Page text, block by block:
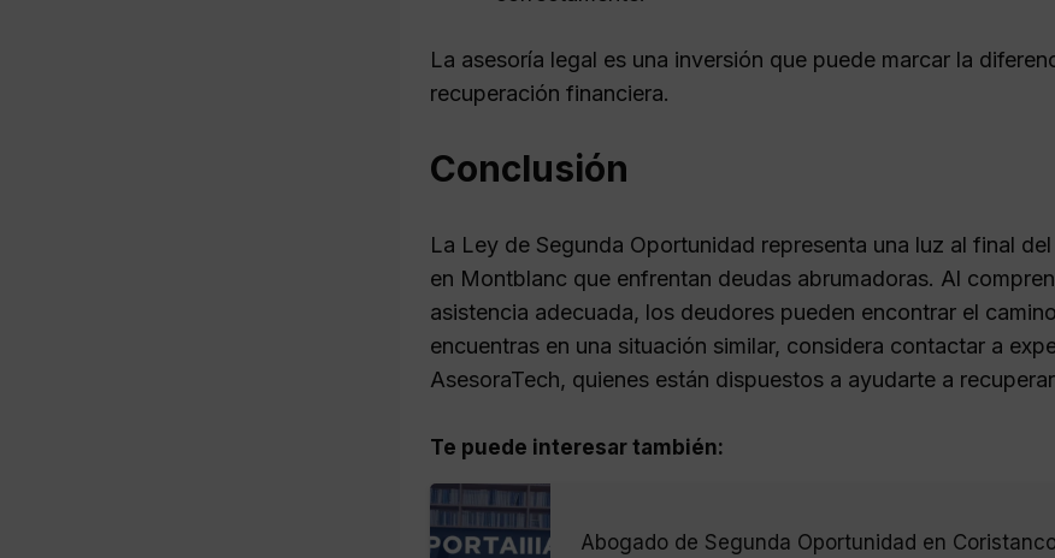
La asesoría legal es una inversión que puede marcar la
recuperación financiera.
Conclusión
La Ley de Segunda Oportunidad representa una luz al final
en Montblanc que enfrentan deudas abrumadoras. Al
asistencia adecuada, los deudores pueden encontrar el
encuentras en una situación similar, considera contactar a
AsesoraTech, quienes están dispuestos a ayudarte a
Te puede interesar también:
Abogado de Segunda Oportunidad en